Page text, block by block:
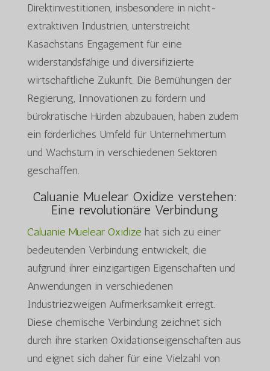
Direktinvestitionen, insbesondere in nicht-
extraktiven Industrien, unterstreicht
Kasachstans Engagement für eine
widerstandsfähige und diversifizierte
wirtschaftliche Zukunft. Die Bemühungen der
Regierung, Innovationen zu fördern und
bürokratische Hürden abzubauen, haben zudem
ein förderliches Umfeld für Unternehmertum
und Wachstum in verschiedenen Sektoren
geschaffen.
Caluanie Muelear Oxidize verstehen:
Eine revolutionäre Verbindung
Caluanie Muelear Oxidize hat sich zu einer
bedeutenden Verbindung entwickelt, die
aufgrund ihrer einzigartigen Eigenschaften und
Anwendungen in verschiedenen
Industriezweigen Aufmerksamkeit erregt.
Diese chemische Verbindung zeichnet sich
durch ihre starken Oxidationseigenschaften aus
und eignet sich daher für eine Vielzahl von